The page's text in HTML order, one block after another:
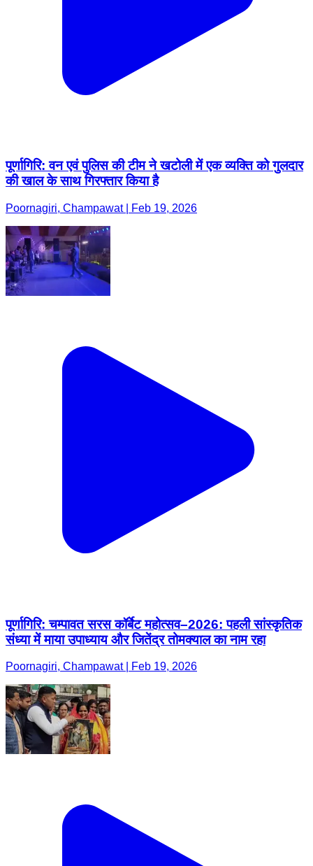
पूर्णागिरि: वन एवं पुलिस की टीम ने खटोली में एक व्यक्ति को गुलदार
की खाल के साथ गिरफ्तार किया है
Poornagiri, Champawat | Feb 19, 2026
पूर्णागिरि: चम्पावत सरस कॉर्बेट महोत्सव–2026: पहली सांस्कृतिक
संध्या में माया उपाध्याय और जितेंद्र तोमक्याल का नाम रहा
Poornagiri, Champawat | Feb 19, 2026